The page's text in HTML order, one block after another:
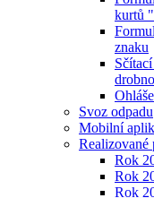
kurtů
znaku
Svoz odpadu
Mobilní
Realizované
Rok
Rok
Rok